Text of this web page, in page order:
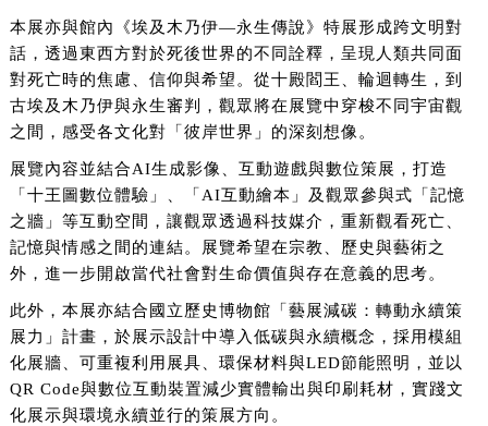
本展亦與館內《埃及木乃伊—永生傳說》特展形成跨文明對
話，透過東西方對於死後世界的不同詮釋，呈現人類共同面
對死亡時的焦慮、信仰與希望。從十殿閻王、輪迴轉生，到
古埃及木乃伊與永生審判，觀眾將在展覽中穿梭不同宇宙觀
之間，感受各文化對「彼岸世界」的深刻想像。
展覽內容並結合AI生成影像、互動遊戲與數位策展，打造
「十王圖數位體驗」、「AI互動繪本」及觀眾參與式「記憶
之牆」等互動空間，讓觀眾透過科技媒介，重新觀看死亡、
記憶與情感之間的連結。展覽希望在宗教、歷史與藝術之
外，進一步開啟當代社會對生命價值與存在意義的思考。
此外，本展亦結合國立歷史博物館「藝展減碳：轉動永續策
展力」計畫，於展示設計中導入低碳與永續概念，採用模組
化展牆、可重複利用展具、環保材料與LED節能照明，並以
QR Code與數位互動裝置減少實體輸出與印刷耗材，實踐文
化展示與環境永續並行的策展方向。